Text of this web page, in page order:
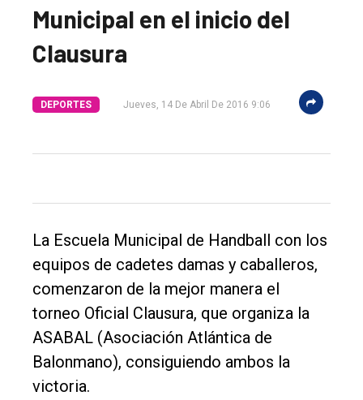
Balcarce
Inicio
Tendencia
Int.
General
Municipal en el inicio del
Clausura
DEPORTES Jueves, 14 De Abril De 2016 9:06
La Escuela Municipal de Handball con los
equipos de cadetes damas y caballeros,
comenzaron de la mejor manera el
torneo Oficial Clausura, que organiza la
ASABAL (Asociación Atlántica de
Balonmano), consiguiendo ambos la
victoria.